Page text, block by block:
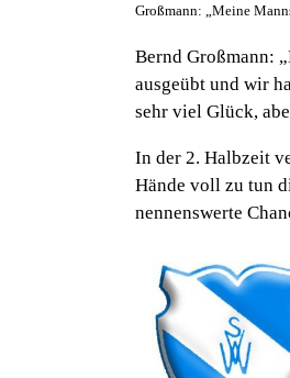
Großmann: „Meine
Bernd Großmann:
ausgeübt und wir
sehr viel Glück,
In der 2. Halbzeit
Hände voll zu tun
nennenswerte